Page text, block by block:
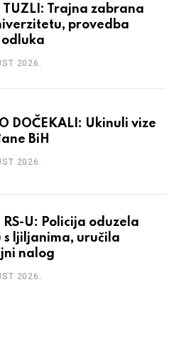
TUZLI: Trajna zabrana
provedba
odluka
2026.
DOČEKALI: Ukinuli vize
BiH
2026.
RS-U: Policija oduzela
s ljiljanima, uručila
nalog
2026.